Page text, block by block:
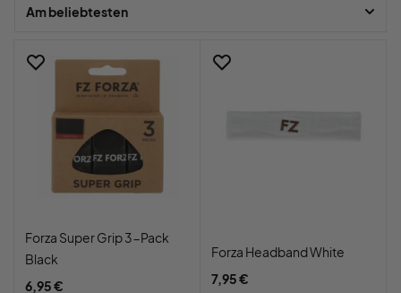
blitzschnell geliefert.
Am beliebtesten
Forza Super Grip 3-Pack
Black
6,95 €
Forza Headband White
7,95 €